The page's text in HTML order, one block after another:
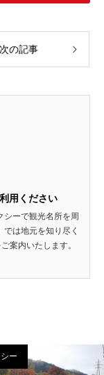
次の記事
用ください
シーで観光名所を周
は地元を知り尽く
案内いたします。
ー